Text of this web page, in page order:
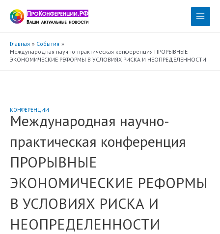
содержимому
Main
Главная
События
Международная научно-практическая конференция ПРОРЫВНЫЕ
ЭКОНОМИЧЕСКИЕ РЕФОРМЫ В УСЛОВИЯХ РИСКА И НЕОПРЕДЕЛЕННОСТИ
КОНФЕРЕНЦИИ
Международная научно-
практическая конференция
ПРОРЫВНЫЕ
ЭКОНОМИЧЕСКИЕ РЕФОРМЫ
В УСЛОВИЯХ РИСКА И
НЕОПРЕДЕЛЕННОСТИ